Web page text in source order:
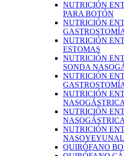
NUTRICIÓN
PARA BOTÓN
NUTRICIÓN
NUTRICIÓN
ESTOMAS
NUTRICIÓN
SONDA
NUTRICIÓN
NUTRICIÓN
NASOGÁSTRICA
NUTRICIÓN
NUTRICIÓN
QUIRÓFANO